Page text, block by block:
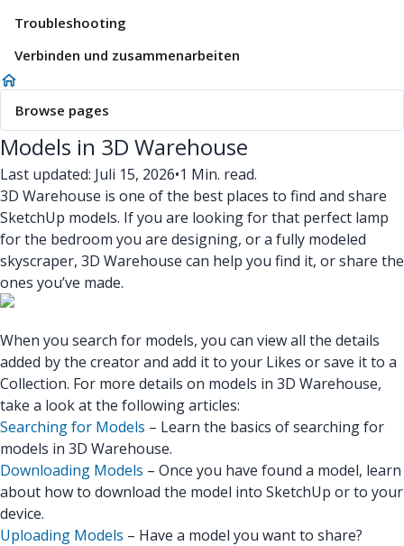
Troubleshooting
Verbinden und zusammenarbeiten
Browse pages
Models in 3D Warehouse
Last updated: Juli 15, 2026•1 Min. read.
3D Warehouse is one of the best places to find and share
SketchUp models. If you are looking for that perfect lamp
for the bedroom you are designing, or a fully modeled
skyscraper, 3D Warehouse can help you find it, or share the
ones you’ve made.
When you search for models, you can view all the details
added by the creator and add it to your Likes or save it to a
Collection. For more details on models in 3D Warehouse,
take a look at the following articles:
Searching for Models – Learn the basics of searching for
models in 3D Warehouse.
Downloading Models – Once you have found a model, learn
about how to download the model into SketchUp or to your
device.
Uploading Models – Have a model you want to share?